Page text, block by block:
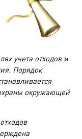
учета отходов и
Порядок
окружающей